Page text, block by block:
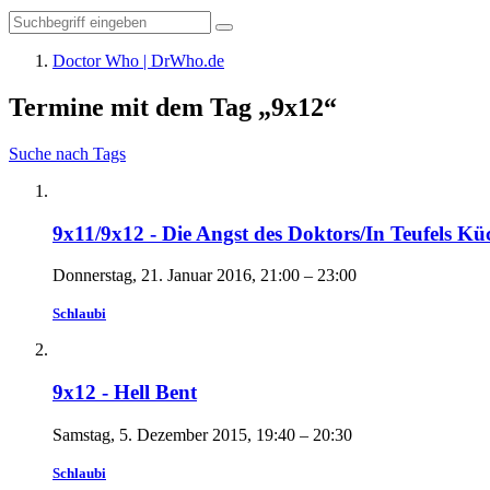
Doctor Who | DrWho.de
Termine mit dem Tag „9x12“
Suche nach Tags
9x11/9x12 - Die Angst des Doktors/In Teufels
Donnerstag, 21. Januar 2016, 21:00 – 23:00
Schlaubi
9x12 - Hell Bent
Samstag, 5. Dezember 2015, 19:40 – 20:30
Schlaubi